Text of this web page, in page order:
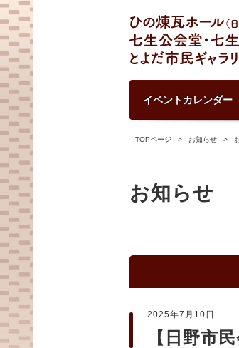
イベントカレンダー
TOPページ お知らせ
お知らせ
2025年7月10日
【日野市